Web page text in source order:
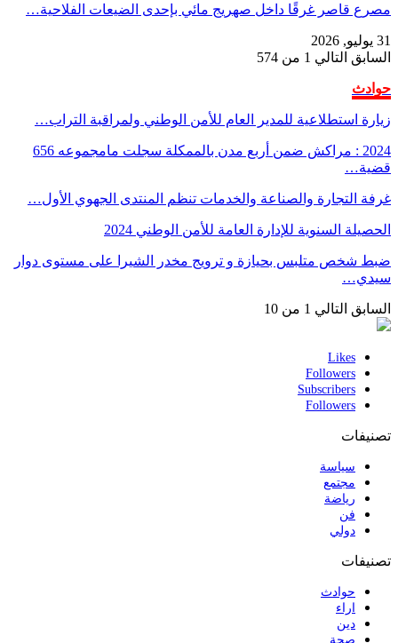
مصرع قاصر غرقًا داخل صهريج مائي بإحدى الضيعات الفلاحية…
31 يوليو, 2026
السابق التالي 1 من 574
حوادث
زيارة استطلاعية للمدير العام للأمن الوطني ولمراقبة التراب…
2024 : مراكش ضمن أربع مدن بالممكلة سجلت مامجموعه 656
قضية…
غرفة التجارة والصناعة والخدمات تنظم المنتدى الجهوي الأول…
الحصيلة السنوية للإدارة العامة للأمن الوطني 2024
ضبط شخص متلبس بحيازة و ترويج مخدر الشيرا على مستوى دوار
سيدي…
السابق التالي 1 من 10
Likes
Followers
Subscribers
Followers
تصنيفات
سياسة
مجتمع
رياضة
فن
دولي
تصنيفات
حوادث
اراء
دين
صحة